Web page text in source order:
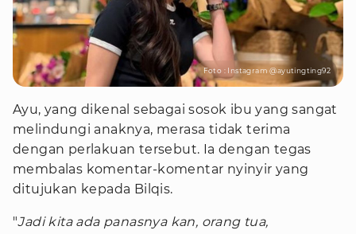
Foto : Instagram @ayutingting92
Ayu, yang dikenal sebagai sosok ibu yang sangat
melindungi anaknya, merasa tidak terima
dengan perlakuan tersebut. Ia dengan tegas
membalas komentar-komentar nyinyir yang
ditujukan kepada Bilqis.
"Jadi kita ada panasnya kan, orang tua,